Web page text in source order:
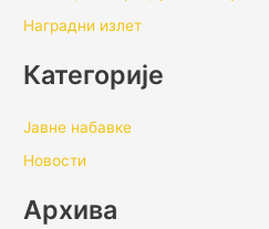
Наградни излет
Категорије
Јавне набавке
Новости
Архивa